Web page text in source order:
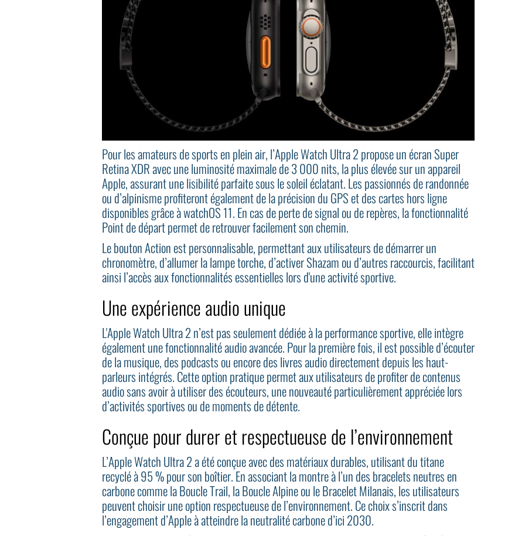
Pour les amateurs de sports en plein air, l’Apple Watch Ultra 2 propose un écran Super
Retina XDR avec une luminosité maximale de 3 000 nits, la plus élevée sur un appareil
Apple, assurant une lisibilité parfaite sous le soleil éclatant. Les passionnés de randonnée
ou d’alpinisme profiteront également de la précision du GPS et des cartes hors ligne
disponibles grâce à watchOS 11. En cas de perte de signal ou de repères, la fonctionnalité
Point de départ permet de retrouver facilement son chemin.
Le bouton Action est personnalisable, permettant aux utilisateurs de démarrer un
chronomètre, d’allumer la lampe torche, d’activer Shazam ou d’autres raccourcis, facilitant
ainsi l’accès aux fonctionnalités essentielles lors d'une activité sportive.
Une expérience audio unique
L'Apple Watch Ultra 2 n’est pas seulement dédiée à la performance sportive, elle intègre
également une fonctionnalité audio avancée. Pour la première fois, il est possible d’écouter
de la musique, des podcasts ou encore des livres audio directement depuis les haut-
parleurs intégrés. Cette option pratique permet aux utilisateurs de profiter de contenus
audio sans avoir à utiliser des écouteurs, une nouveauté particulièrement appréciée lors
d’activités sportives ou de moments de détente.
Conçue pour durer et respectueuse de l’environnement
L’Apple Watch Ultra 2 a été conçue avec des matériaux durables, utilisant du titane
recyclé à 95 % pour son boîtier. En associant la montre à l’un des bracelets neutres en
carbone comme la Boucle Trail, la Boucle Alpine ou le Bracelet Milanais, les utilisateurs
peuvent choisir une option respectueuse de l’environnement. Ce choix s’inscrit dans
l’engagement d’Apple à atteindre la neutralité carbone d’ici 2030.